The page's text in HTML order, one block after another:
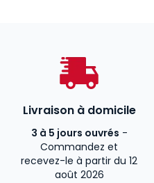
Livraison à domicile
3 à 5 jours ouvrés -
Commandez et
recevez-le à partir du 12
août 2026